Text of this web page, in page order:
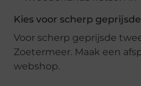
Kies voor scherp
Voor scherp geprijsde
Zoetermeer. Maak een
webshop.